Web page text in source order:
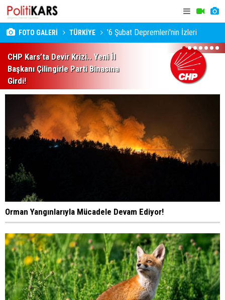
FOTO GALERİ TÜRKİYE '6 Şubat Depremleri'nin İzleri
CHP Kars’ta Devir Krizi.. Yeni İl
Başkanı Çilingirle Parti Binasına
Girdi!
1 2 3 4 5 6 7
Orman Yangınlarıyla Mücadele Devam Ediyor!